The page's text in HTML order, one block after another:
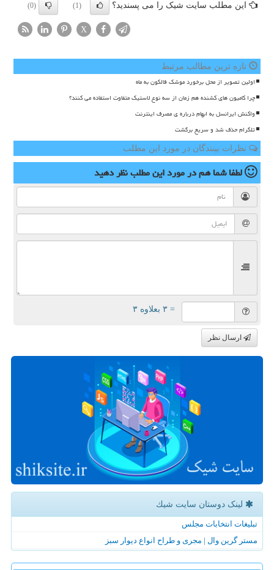
این مطلب سایت شیک را می پسندید؟ (1)
(0)
X
تازه ترین مطالب مرتبط
اولین تصویر از محل برخورد موشک فالکون به ماه
چرا کامیون های کشنده هم زمان از سه نوع لاستیک متفاوت استفاده می کنند؟
واکنش ایرانسل به ابهام درباره ی مصرف اینترنت
تلگرام حذف شد و سریع برگشت
نظرات بینندگان در مورد این مطلب
لطفا شما همدر مورد این مطلبنظر دهید
= ۳ بعلاوه ۳
ارسال نظر
لینک دوستان سایت شیك
تبلیغات انتخابات مجلس
مستر گرین وال | مجری و طراح انواع دیوار سبز